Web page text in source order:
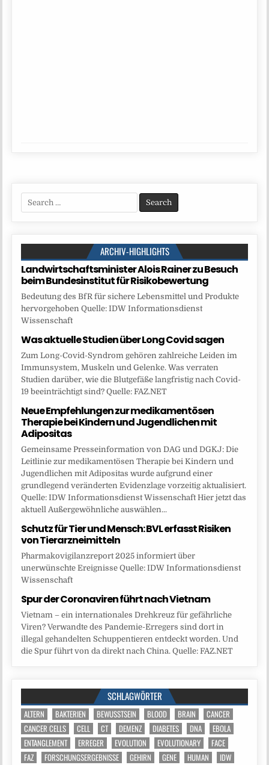
Search
for:
ARCHIV-HIGHLIGHTS
Landwirtschaftsminister Alois Rainer zu Besuch
beim Bundesinstitut für Risikobewertung
Bedeutung des BfR für sichere Lebensmittel und Produkte
hervorgehoben Quelle: IDW Informationsdienst
Wissenschaft
Was aktuelle Studien über Long Covid sagen
Zum Long-Covid-Syndrom gehören zahlreiche Leiden im
Immunsystem, Muskeln und Gelenke. Was verraten
Studien darüber, wie die Blutgefäße langfristig nach Covid-
19 beeinträchtigt sind? Quelle: FAZ.NET
Neue Empfehlungen zur medikamentösen
Therapie bei Kindern und Jugendlichen mit
Adipositas
Gemeinsame Presseinformation von DAG und DGKJ: Die
Leitlinie zur medikamentösen Therapie bei Kindern und
Jugendlichen mit Adipositas wurde aufgrund einer
grundlegend veränderten Evidenzlage vorzeitig aktualisiert.
Quelle: IDW Informationsdienst Wissenschaft Hier jetzt das
aktuell Außergewöhnliche auswählen...
Schutz für Tier und Mensch: BVL erfasst Risiken
von Tierarzneimitteln
Pharmakovigilanzreport 2025 informiert über
unerwünschte Ereignisse Quelle: IDW Informationsdienst
Wissenschaft
Spur der Coronaviren führt nach Vietnam
Vietnam – ein internationales Drehkreuz für gefährliche
Viren? Verwandte des Pandemie-Erregers sind dort in
illegal gehandelten Schuppentieren entdeckt worden. Und
die Spur führt von da direkt nach China. Quelle: FAZ.NET
SCHLAGWÖRTER
ALTERN BAKTERIEN BEWUSSTSEIN BLOOD BRAIN
CANCER
CANCER CELLS
CELL CT DEMENZ DIABETES DNA
EBOLA
ENTANGLEMENT
ERREGER EVOLUTION EVOLUTIONARY
FACE
FAZ
FORSCHUNGSERGEBNISSE GEHIRN GENE HUMAN
IDW